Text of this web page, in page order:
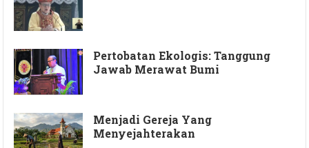
Pertobatan Ekologis: Tanggung
Jawab Merawat Bumi
Menjadi Gereja Yang
Menyejahterakan